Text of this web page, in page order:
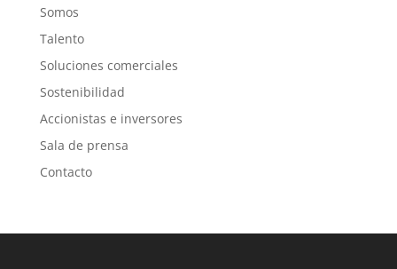
Somos
Talento
Soluciones comerciales
Sostenibilidad
Accionistas e inversores
Sala de prensa
Contacto